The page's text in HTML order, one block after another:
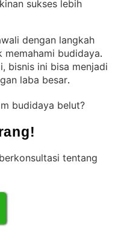
sukses lebih
dengan langkah
budidaya
bisnis ini bisa menjadi
laba besar.
budidaya belut?
tentang